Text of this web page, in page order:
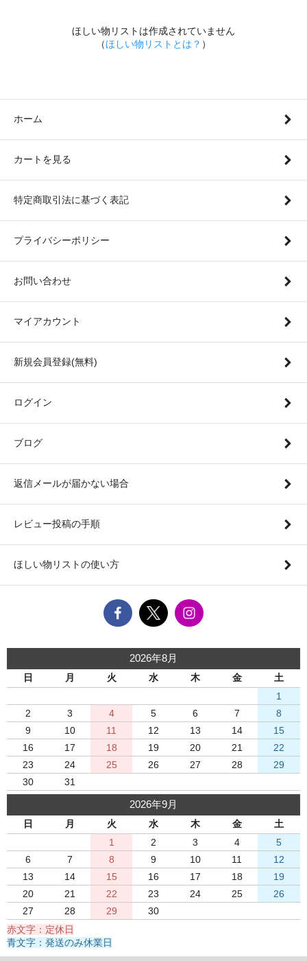
ほしい物リストは作成されていません
（ほしい物リストとは？ ）
ホーム
カートを見る
特定商取引法に基づく表記
プライバシーポリシー
お問い合わせ
マイアカウント
新規会員登録(無料)
ログイン
ブログ
返信メールが届かない場合
レビュー投稿の手順
ほしい物リストの使い方
2026年8月
日 月 火 水 木 金
土
1
2
3 4 5 6 7
8
9
10 11 12 13 14
15
16
17 18 19 20 21
22
23
24 25 26 27 28
29
30
31
2026年9月
日 月 火 水 木 金
土
1
2 3 4
5
6
7 8 9 10 11
12
13
14 15 16 17 18
19
20
21 22 23 24 25
26
27
28 29
30
赤文字：定休日
青文字：発送のみ休業日